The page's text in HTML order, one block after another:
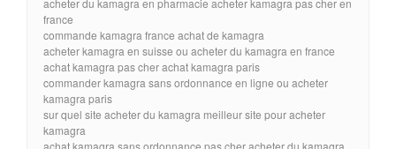
france
commande kamagra france achat de kamagra
acheter kamagra en suisse ou acheter du kamagra en france
achat kamagra pas cher achat kamagra paris
commander kamagra sans ordonnance en ligne ou acheter
kamagra paris
sur quel site acheter du kamagra meilleur site pour acheter
kamagra
achat kamagra sans ordonnance pas cher acheter du kamagra